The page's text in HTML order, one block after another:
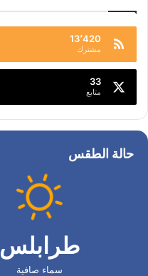
13٬420
مشترك
33
متابع
حالة الطقس
طرابلس
سماء صافية